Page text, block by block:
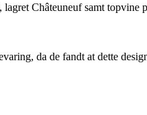
Châteuneuf samt topvine
da de fandt at dette